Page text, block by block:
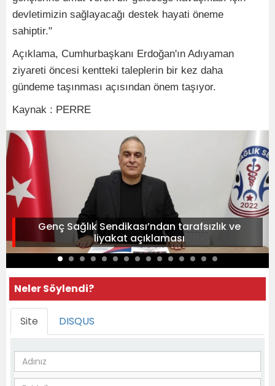
devletimizin sağlayacağı destek hayati öneme
sahiptir."
Açıklama, Cumhurbaşkanı Erdoğan'ın Adıyaman
ziyareti öncesi kentteki taleplerin bir kez daha
gündeme taşınması açısından önem taşıyor.
Kaynak : PERRE
Genç Sağlık Sendikası’ndan tarafsızlık ve
liyakat açıklaması
Neler Söylendi?
Site DISQUS